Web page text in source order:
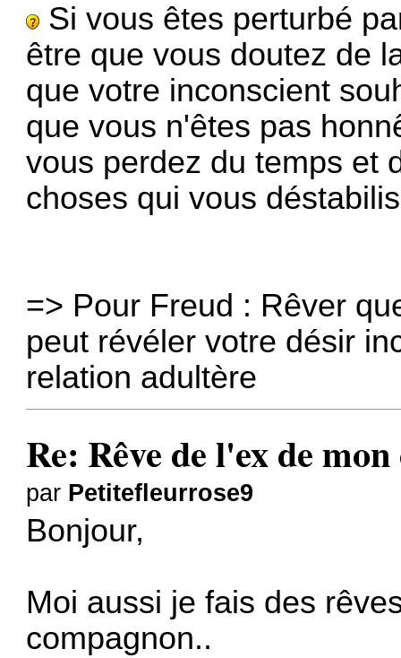
Si vous êtes perturbé
être que vous doutez de
que votre inconscient
que vous n'êtes pas
vous perdez du temps et
choses qui vous
=> Pour Freud : Rêver
peut révéler votre désir
relation adultère
Re: Rêve de l'ex de
par Petitefleurrose9
Bonjour,
Moi aussi je fais des
compagnon..